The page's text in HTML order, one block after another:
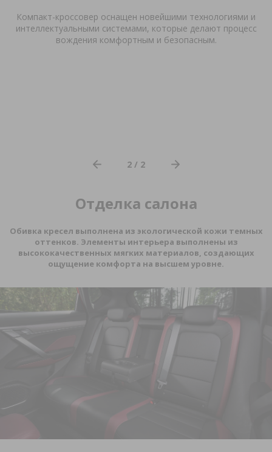
Компакт-кроссовер оснащен новейшими технологиями и
интеллектуальными системами, которые делают процесс
вождения комфортным и безопасным.
2 / 2
Отделка салона
Обивка кресел выполнена из экологической кожи темных
оттенков. Элементы интерьера выполнены из
высококачественных мягких материалов, создающих
ощущение комфорта на высшем уровне.